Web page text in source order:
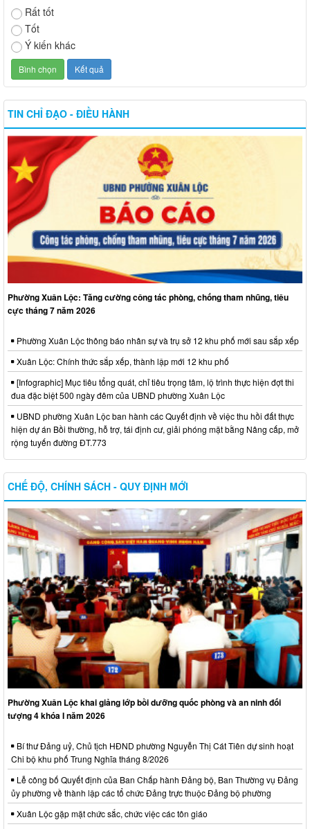
Rất tốt
Tốt
Ý kiến khác
TIN CHỈ ĐẠO - ĐIỀU HÀNH
Phường Xuân Lộc: Tăng cường công tác phòng, chống tham nhũng, tiêu
cực tháng 7 năm 2026
Phường Xuân Lộc thông báo nhân sự và trụ sở 12 khu phố mới sau sắp xếp
Xuân Lộc: Chính thức sắp xếp, thành lập mới 12 khu phố
[Infographic] Mục tiêu tổng quát, chỉ tiêu trọng tâm, lộ trình thực hiện đợt thi
đua đặc biệt 500 ngày đêm của UBND phường Xuân Lộc
UBND phường Xuân Lộc ban hành các Quyết định về việc thu hồi đất thực
hiện dự án Bồi thường, hỗ trợ, tái định cư, giải phóng mặt bằng Nâng cấp, mở
rộng tuyến đường ĐT.773
CHẾ ĐỘ, CHÍNH SÁCH - QUY ĐỊNH MỚI
Phường Xuân Lộc khai giảng lớp bồi dưỡng quốc phòng và an ninh đối
tượng 4 khóa I năm 2026
Bí thư Đảng uỷ, Chủ tịch HĐND phường Nguyễn Thị Cát Tiên dự sinh hoạt
Chi bộ khu phố Trung Nghĩa tháng 8/2026
Lễ công bố Quyết định của Ban Chấp hành Đảng bộ, Ban Thường vụ Đảng
ủy phường về thành lập các tổ chức Đảng trực thuộc Đảng bộ phường
Xuân Lộc gặp mặt chức sắc, chức việc các tôn giáo